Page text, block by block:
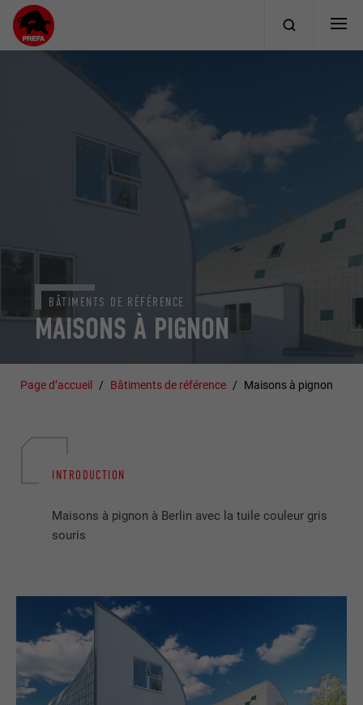
MAISONS À PIGNON
BÂTIMENTS DE RÉFÉRENCE
Page d’accueil Bâtiments de référence Maisons à pignon
INTRODUCTION
Maisons à pignon à Berlin avec la tuile couleur gris
souris